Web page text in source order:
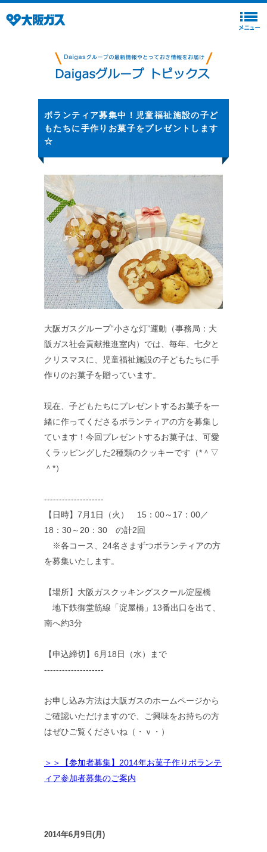
ボランティア募集中！児童福祉施設の子ど
もたちに手作りお菓子をプレゼントします
☆
大阪ガスグループ“小さな灯”運動（事務局：大
阪ガス社会貢献推進室内）では、毎年、七夕と
クリスマスに、児童福祉施設の子どもたちに手
作りのお菓子を贈っています。
現在、子どもたちにプレゼントするお菓子を一
緒に作ってくださるボランティアの方を募集し
ています！今回プレゼントするお菓子は、可愛
くラッピングした2種類のクッキーです（*＾▽
＾*）
--------------------
【日時】7月1日（火） 15：00～17：00／
18：30～20：30 の計2回
※各コース、24名さまずつボランティアの方
を募集いたします。
【場所】大阪ガスクッキングスクール淀屋橋
地下鉄御堂筋線「淀屋橋」13番出口を出て、
南へ約3分
【申込締切】6月18日（水）まで
--------------------
お申し込み方法は大阪ガスのホームページから
ご確認いただけますので、ご興味をお持ちの方
はぜひご覧くださいね（・ｖ・）
＞＞【参加者募集】2014年お菓子作りボランテ
ィア参加者募集のご案内
2014年6月9日(月)